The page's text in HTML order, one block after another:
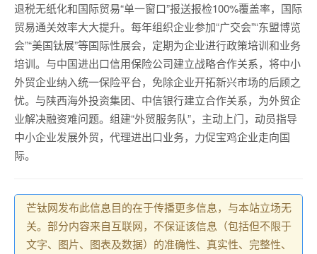
退税无纸化和国际贸易“单一窗口”报送报检100%覆盖率，国际
贸易通关效率大大提升。每年组织企业参加“广交会”“东盟博览
会”“美国钛展”等国际性展会，定期为企业进行政策培训和业务
培训。与中国进出口信用保险公司建立战略合作关系，将中小
外贸企业纳入统一保险平台，免除企业开拓新兴市场的后顾之
忧。与陕西海外投资集团、中信银行建立合作关系，为外贸企
业解决融资难问题。组建“外贸服务队”，主动上门，动员指导
中小企业发展外贸，代理进出口业务，力促宝鸡企业走向国
际。
芒钛网发布此信息目的在于传播更多信息，与本站立场无
关。部分内容来自互联网，不保证该信息（包括但不限于
文字、图片、图表及数据）的准确性、真实性、完整性、